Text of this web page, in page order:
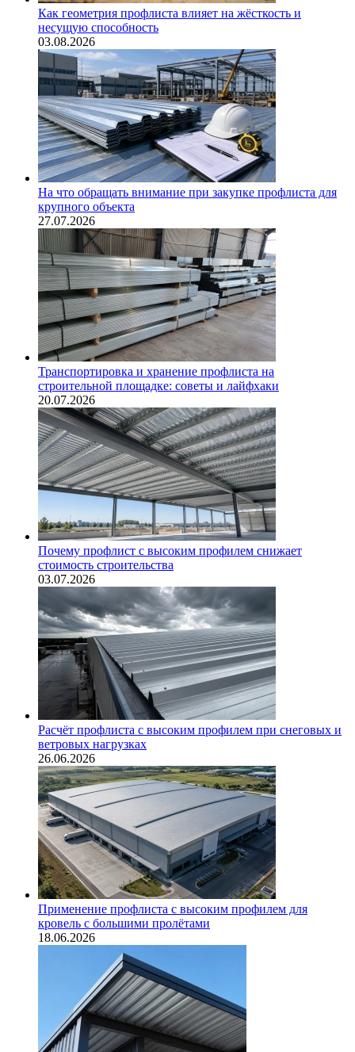
Как геометрия профлиста влияет на жёсткость и
несущую способность
03.08.2026
На что обращать внимание при закупке профлиста для
крупного объекта
27.07.2026
Транспортировка и хранение профлиста на
строительной площадке: советы и лайфхаки
20.07.2026
Почему профлист с высоким профилем снижает
стоимость строительства
03.07.2026
Расчёт профлиста с высоким профилем при снеговых и
ветровых нагрузках
26.06.2026
Применение профлиста с высоким профилем для
кровель с большими пролётами
18.06.2026